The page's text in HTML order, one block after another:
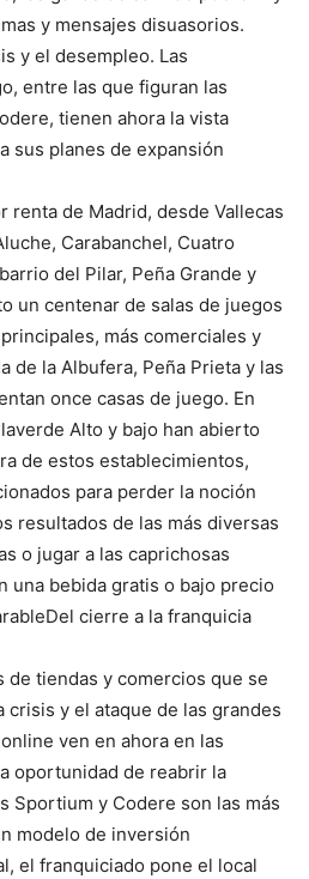
y mensajes disuasorios.
y el desempleo. Las
entre las que figuran las
tienen ahora la vista
sus planes de expansión
renta de Madrid, desde Vallecas
Carabanchel, Cuatro
del Pilar, Peña Grande y
un centenar de salas de juegos
más comerciales y
de la Albufera, Peña Prieta y las
once casas de juego. En
Alto y bajo han abierto
de estos establecimientos,
para perder la noción
resultados de las más diversas
o jugar a las caprichosas
una bebida gratis o bajo precio
cierre a la franquicia
de tiendas y comercios que se
crisis y el ataque de las grandes
ven en ahora en las
oportunidad de reabrir la
Sportium y Codere son las más
modelo de inversión
el franquiciado pone el local